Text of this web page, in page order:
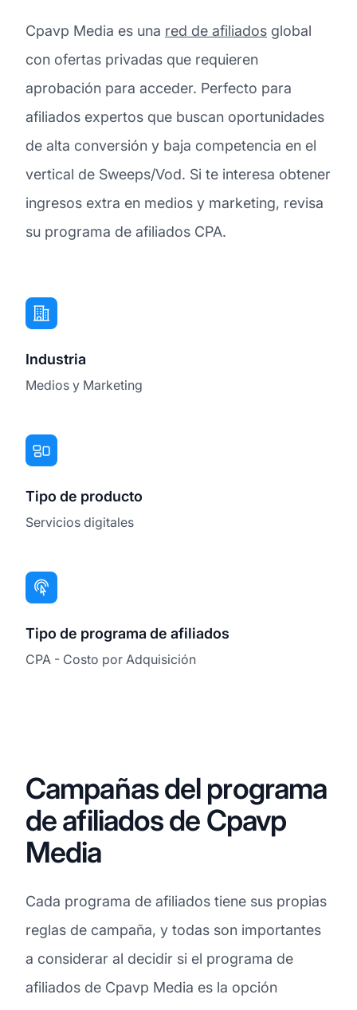
Cpavp Media es una red de afiliados global
con ofertas privadas que requieren
aprobación para acceder. Perfecto para
afiliados expertos que buscan oportunidades
de alta conversión y baja competencia en el
vertical de Sweeps/Vod. Si te interesa obtener
ingresos extra en medios y marketing, revisa
su programa de afiliados CPA.
Industria
Medios y Marketing
Tipo de producto
Servicios digitales
Tipo de programa de afiliados
CPA - Costo por Adquisición
Campañas del programa
de afiliados de Cpavp
Media
Cada programa de afiliados tiene sus propias
reglas de campaña, y todas son importantes
a considerar al decidir si el programa de
afiliados de Cpavp Media es la opción